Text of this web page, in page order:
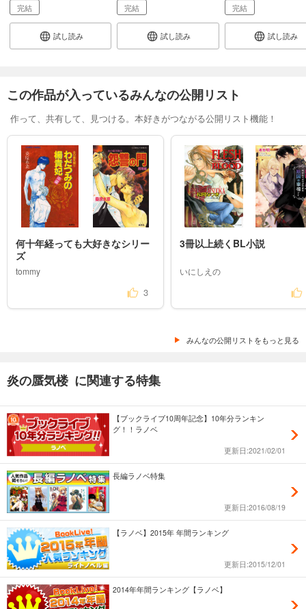
あらすじを表示する
炎の蜃気楼 邂逅編 真皓き残響３ 外道丸様(上)
528円 (税込)
炎の蜃気楼 邂逅編 真皓き残響３ 外道丸様(下)
528
円 (税込)
カート
試し読み
あらすじを表示する
炎の蜃気楼 邂逅編 真皓き残響４ 十三神将
528円 (税込)
炎の蜃気楼 邂逅編 真皓き残響６ 氷雪問答
528円 (税込)
カート
あらすじを表示する
炎の蜃気楼 邂逅編 真皓き残響７ 奇命羅変
528円 (税込)
あらすじを表示する
完結
試し読み
完結
試し読み
完結
試し読み
この作品が入っているみんなの公開リスト
作って、共有して、見つける。本好きがつながる公開リスト機能！
何十年経っても大好きなシリー
ズ
tommy
3
3冊以上続くBL小説
いにしえの
みんなの公開リストをもっと見る
炎の蜃気楼 に関連する特集
【ブックライブ10周年記念】10年分ランキン
グ！！ラノベ
更新日:2021/02/01
長編ラノベ特集
更新日:2016/08/19
【ラノベ】2015年 年間ランキング
更新日:2015/12/01
2014年年間ランキング【ラノベ】